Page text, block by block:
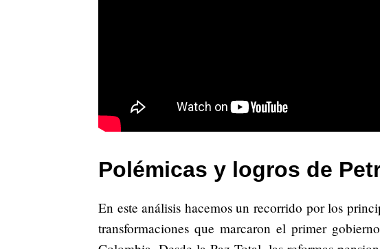
Polémicas y logros de
En este análisis hacemos un recorrido por los
transformaciones que marcaron el primer